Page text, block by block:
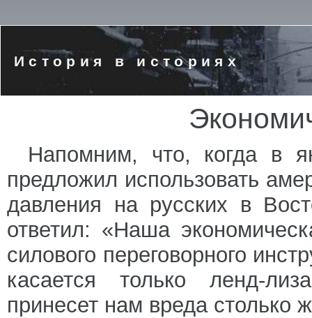
История в историях
Напомним, что, когда в
предложил использовать
давления на русских в
ответил: «Наша
силового переговорного
касается только ленд-
принесет нам вреда столько